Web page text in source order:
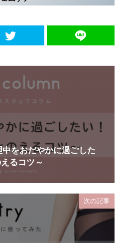
をおだやかに過ごした
るコツ～
次の記事